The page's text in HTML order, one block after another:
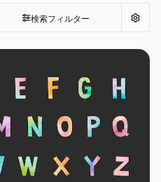
検索フィルター